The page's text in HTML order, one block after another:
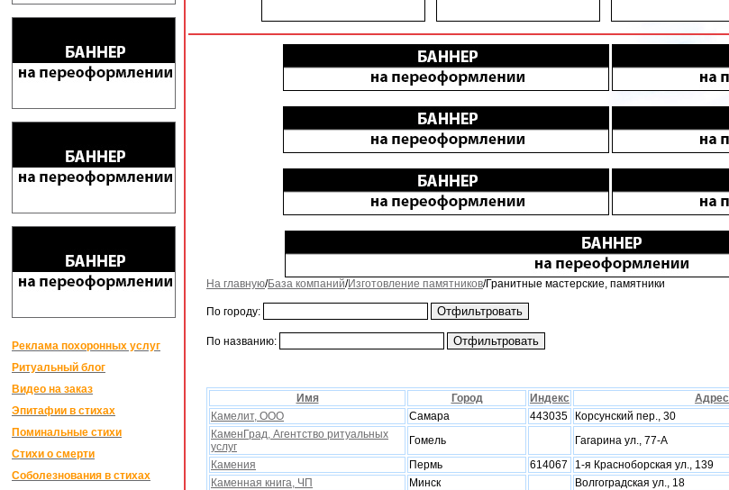
Реклама похоронных услуг
Ритуальный блог
Видео на заказ
Эпитафии в стихах
Поминальные стихи
Стихи о смерти
Соболезнования в стихах
На главную/База компаний/Изготовление памятников/Гранитные мастерские, памятники
По городу:
По названию:
Имя Город Индекс Адрес
Камелит, ООО
Самара 443035 Корсунский пер., 30
КаменГрад, Агентство ритуальных
услуг
Гомель Гагарина ул., 77-А
Камения
Пермь 614067 1-я Красноборская ул., 139
Каменная книга, ЧП
Минск Волгоградская ул., 18